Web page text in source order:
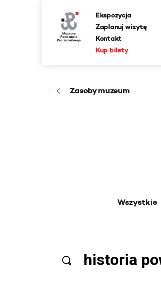
Ekspozycja
Zaplanuj wizytę
Kontakt
Kup bilety
Zasoby muzeum
Wszystkie